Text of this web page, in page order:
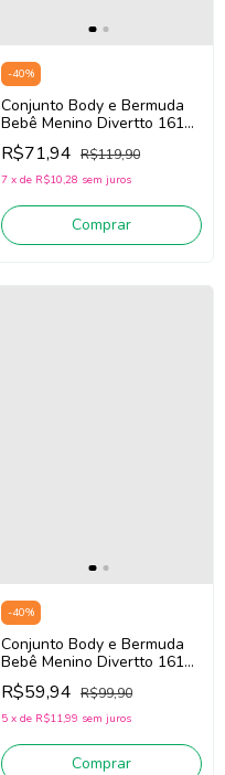
-40%
Conjunto Body e Bermuda
Bebê Menino Divertto 16158
(Off White/Marinho)
R$71,94 R$119,90
7 x de R$10,28 sem juros
Comprar
-40%
Conjunto Body e Bermuda
Bebê Menino Divertto 16159
(Azul/Bege/Verde)
R$59,94 R$99,90
5 x de R$11,99 sem juros
Comprar